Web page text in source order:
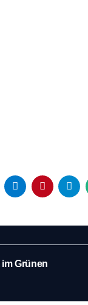
Grünen